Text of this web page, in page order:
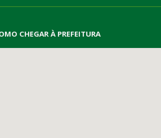
CHEGAR À PREFEITURA